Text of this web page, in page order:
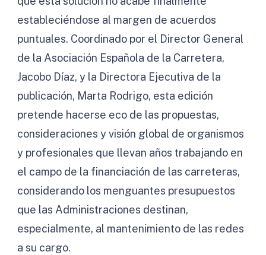
estableciéndose al margen de acuerdos
puntuales. Coordinado por el Director General
de la Asociación Española de la Carretera,
Jacobo Díaz, y la Directora Ejecutiva de la
publicación, Marta Rodrigo, esta edición
pretende hacerse eco de las propuestas,
consideraciones y visión global de organismos
y profesionales que llevan años trabajando en
el campo de la financiación de las carreteras,
considerando los menguantes presupuestos
que las Administraciones destinan,
especialmente, al mantenimiento de las redes
a su cargo.